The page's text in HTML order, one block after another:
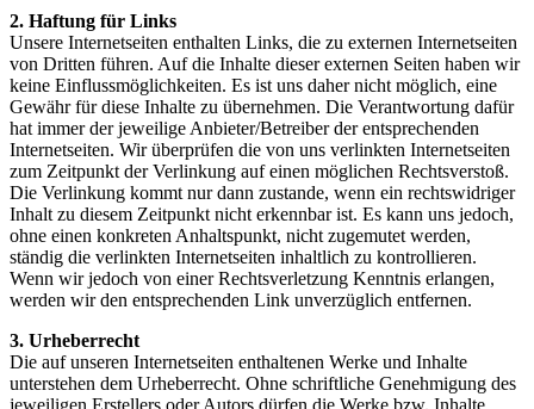
2. Haftung für Links
Unsere Internetseiten enthalten Links, die zu externen Internetseiten
von Dritten führen. Auf die Inhalte dieser externen Seiten haben wir
keine Einflussmöglichkeiten. Es ist uns daher nicht möglich, eine
Gewähr für diese Inhalte zu übernehmen. Die Verantwortung dafür
hat immer der jeweilige Anbieter/Betreiber der entsprechenden
Internetseiten. Wir überprüfen die von uns verlinkten Internetseiten
zum Zeitpunkt der Verlinkung auf einen möglichen Rechtsverstoß.
Die Verlinkung kommt nur dann zustande, wenn ein rechtswidriger
Inhalt zu diesem Zeitpunkt nicht erkennbar ist. Es kann uns jedoch,
ohne einen konkreten Anhaltspunkt, nicht zugemutet werden,
ständig die verlinkten Internetseiten inhaltlich zu kontrollieren.
Wenn wir jedoch von einer Rechtsverletzung Kenntnis erlangen,
werden wir den entsprechenden Link unverzüglich entfernen.
3. Urheberrecht
Die auf unseren Internetseiten enthaltenen Werke und Inhalte
unterstehen dem Urheberrecht. Ohne schriftliche Genehmigung des